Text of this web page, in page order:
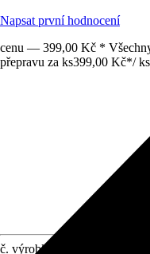
Napsat první hodnocení
cenu — 399,00 Kč *
přepravu za ks399,00 Kč*/ ks
č. výrobku